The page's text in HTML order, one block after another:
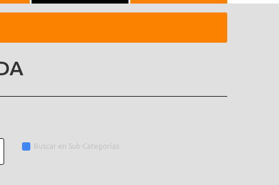
Buscar en Sub-Categorías